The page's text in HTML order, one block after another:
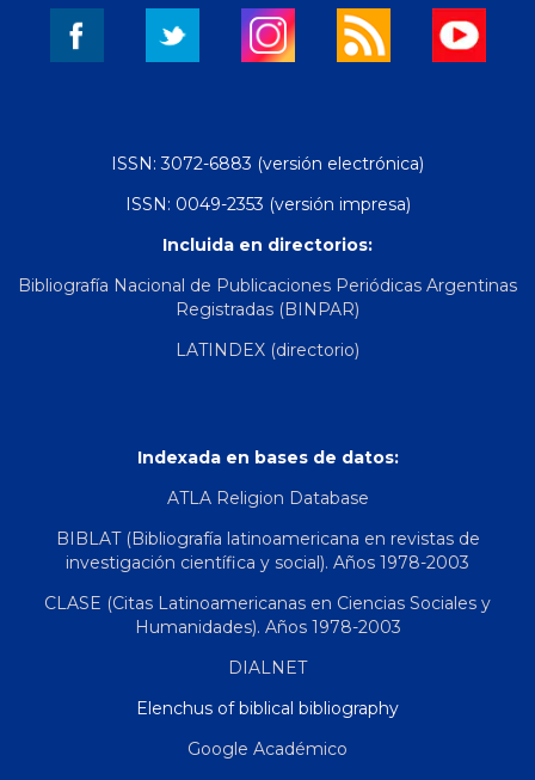
ISSN: 3072-6883 (versión electrónica)
ISSN: 0049-2353 (versión impresa)
Incluida en directorios:
Bibliografía Nacional de Publicaciones Periódicas Argentinas
Registradas (BINPAR)
LATINDEX (directorio)
Indexada en bases de datos:
ATLA Religion Database
BIBLAT (Bibliografía latinoamericana en revistas de
investigación científica y social). Años 1978-2003
CLASE (Citas Latinoamericanas en Ciencias Sociales y
Humanidades). Años 1978-2003
DIALNET
Elenchus of biblical bibliography
Google Académico